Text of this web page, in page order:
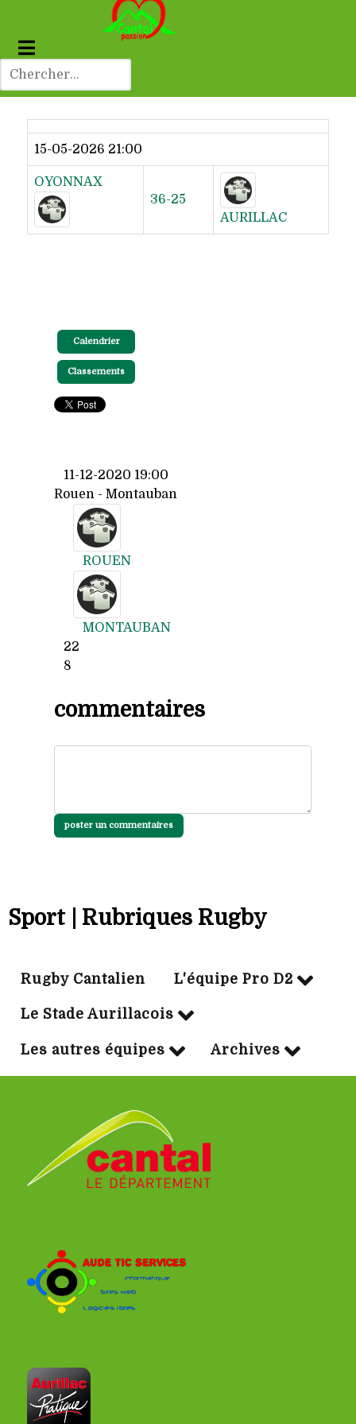
Dernier résultat
15-05-2026 21:00
OYONNAX
36-25
AURILLAC
Calendrier
Classements
11-12-2020 19:00
Rouen - Montauban
ROUEN
MONTAUBAN
22
8
commentaires
poster un commentaires
Sport | Rubriques Rugby
Rugby Cantalien L'équipe Pro D2
Le Stade Aurillacois
Les autres équipes Archives